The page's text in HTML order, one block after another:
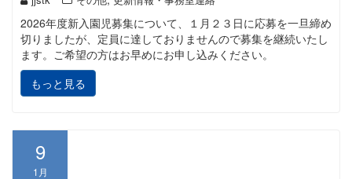
2026年度新入園児募集について、１月２３日に応募を一旦締め
切りましたが、定員に達しておりませんので募集を継続いたし
ます。ご希望の方はお早めにお申し込みください。
もっと見る
9
1月